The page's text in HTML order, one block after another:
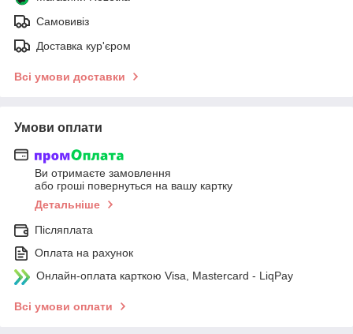
Самовивіз
Доставка кур'єром
Всі умови доставки
Умови оплати
Ви отримаєте замовлення
або гроші повернуться на вашу картку
Детальніше
Післяплата
Оплата на рахунок
Онлайн-оплата карткою Visa, Mastercard - LiqPay
Всі умови оплати